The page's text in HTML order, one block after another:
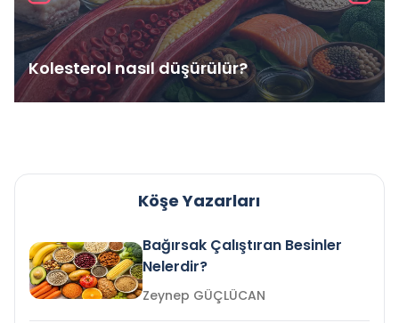
Kolesterol nasıl düşürülür?
Köşe Yazarları
Bağırsak Çalıştıran Besinler
Nelerdir?
Zeynep GÜÇLÜCAN